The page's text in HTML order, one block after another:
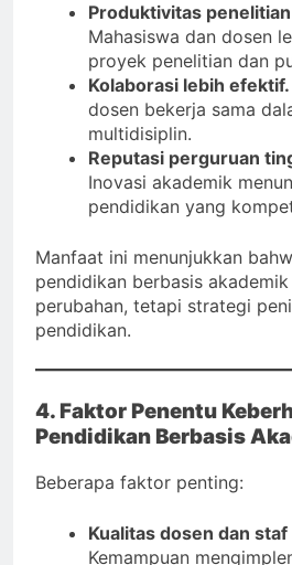
Produktivitas
Mahasiswa dan dosen
proyek penelitian dan
Kolaborasi lebih efektif.
dosen bekerja sama
multidisiplin.
Reputasi perguruan
Inovasi akademik
pendidikan yang
Manfaat ini menunjukkan
pendidikan berbasis
perubahan, tetapi strategi
pendidikan.
4. Faktor Penentu
Pendidikan Berbasis
Beberapa faktor penting:
Kualitas dosen dan
Kemampuan